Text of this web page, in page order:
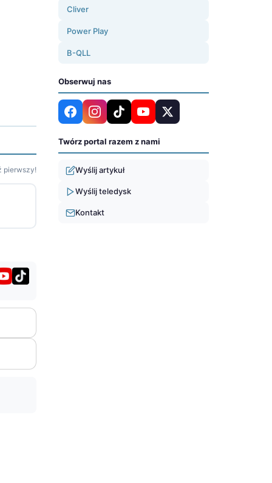
pierwszy!
Cliver
Power Play
B-QLL
Obserwuj nas
Twórz portal razem z nami
Wyślij artykuł
Wyślij teledysk
Kontakt